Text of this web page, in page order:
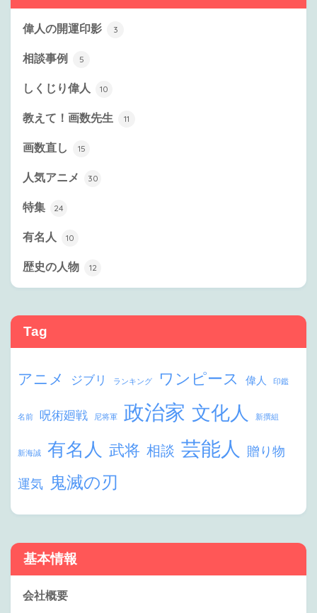
偉人の開運印影 3
相談事例 5
しくじり偉人 10
教えて！画数先生 11
画数直し 15
人気アニメ 30
特集 24
有名人 10
歴史の人物 12
Tag
アニメ ジブリ ランキング ワンピース 偉人 印鑑
名前 呪術廻戦 尼将軍 政治家 文化人 新撰組
新海誠 有名人 武将 相談 芸能人 贈り物
運気 鬼滅の刃
基本情報
会社概要